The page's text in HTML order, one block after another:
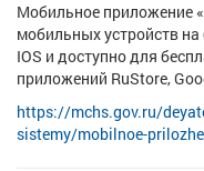
Мобильное приложение
мобильных устройств
IOS и доступно для
приложений RuStore,
https://mchs.gov.ru/
sistemy/mobilnoe-